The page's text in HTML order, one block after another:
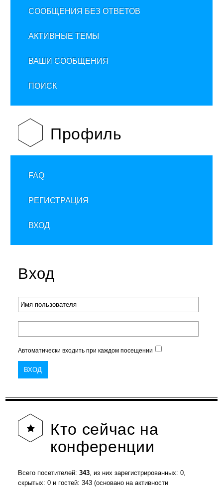
СООБЩЕНИЯ БЕЗ ОТВЕТОВ
АКТИВНЫЕ ТЕМЫ
ВАШИ СООБЩЕНИЯ
ПОИСК
Профиль
FAQ
РЕГИСТРАЦИЯ
ВХОД
Вход
Автоматически входить при каждом посещении
Кто сейчас на
конференции
Всего посетителей:343, из них зарегистрированных: 0,
скрытых: 0 и гостей: 343 (основано на активности